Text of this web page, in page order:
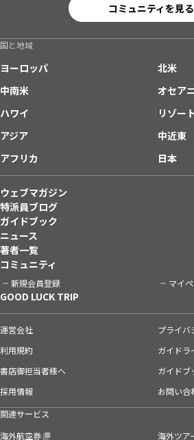
コミュニティを見る
国と地域
ヨーロッパ
北米
中南米
オセア
ハワイ
リゾー
アジア
中近東
アフリカ
日本
ウェブマガジン
特派員ブログ
ガイドブック
ニュース
著者一覧
コミュニティ
新規会員登録 マイ
GOOD LUCK TRIP
運営会社
プライバ
利用規約
ガイドラ
書店御担当者様へ
ガイドブ
採用情報
お問い合
関連サービス
海外航空券
海外ツア